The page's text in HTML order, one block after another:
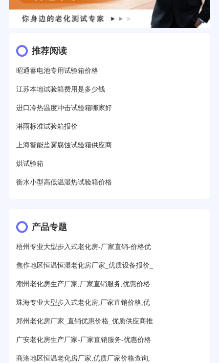
推荐阅读
昭通蓄电池专用试验箱价格
江苏本地试验箱费用是多少钱
进口冷热温度冲击试验箱哪家好
淋雨标准试验箱报价
上海智能盐雾腐蚀试验箱供应商
烘试验箱
衡水小型高低温湿热试验箱价格
产品专题
梧州专业大型步入式老化房-厂家直销-价格优
焦作地区恒温恒湿老化房厂家_优质设备报价_
潮州老化房生产厂家,厂家直销服务,优惠价格
珠海专业大型步入式老化房,厂家直销价格,优
郑州老化房厂家_直销优惠价格_优质供应商推
广安老化房生产厂家-厂家直销服务-优惠价格
商洛地区恒温老化房厂家,优质厂家价格查询,